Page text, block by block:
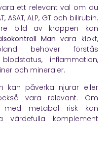
ett relevant val om du
ALP, GT och bilirubin.
bild av kroppen kan
Man vara klokt,
behöver förstås
inflammation,
och mineraler.
kan påverka njurar eller
vara relevant. Om
med metabol risk kan
värdefulla komplement